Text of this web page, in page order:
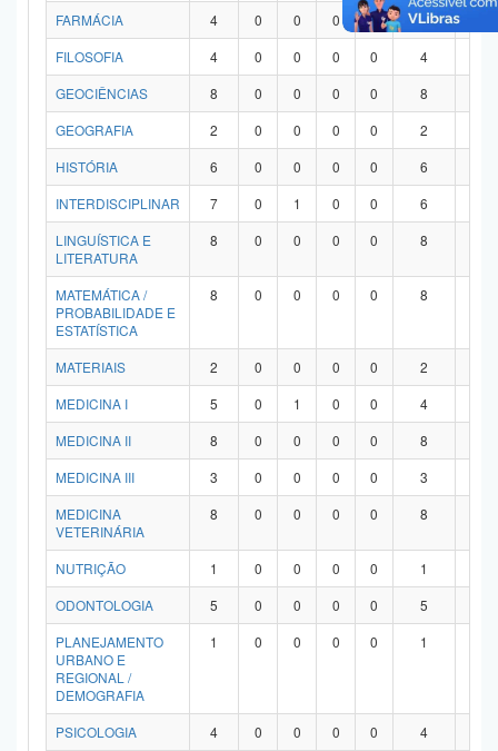
FARMÁCIA
4 0 0 0 0 4
FILOSOFIA
4 0 0 0 0 4
GEOCIÊNCIAS
8 0 0 0 0 8
GEOGRAFIA
2 0 0 0 0 2
HISTÓRIA
6 0 0 0 0 6
INTERDISCIPLINAR
7 0 1 0 0 6
LINGUÍSTICA E
LITERATURA
8 0 0 0 0 8
MATEMÁTICA /
PROBABILIDADE E
ESTATÍSTICA
8 0 0 0 0 8
MATERIAIS 2 0 0 0 0 2
MEDICINA I
5 0 1 0 0 4
MEDICINA II
8 0 0 0 0 8
MEDICINA III
3 0 0 0 0 3
MEDICINA
VETERINÁRIA
8 0 0 0 0 8
NUTRIÇÃO 1 0 0 0 0 1
ODONTOLOGIA
5 0 0 0 0 5
PLANEJAMENTO
URBANO E
REGIONAL /
DEMOGRAFIA
1 0 0 0 0 1
PSICOLOGIA 4 0 0 0 0 4